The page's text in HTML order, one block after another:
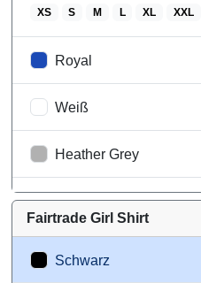
XS S M L XL XXL
Royal
Weiß
Heather Grey
Petrol
Fairtrade Girl Shirt
Schwarz